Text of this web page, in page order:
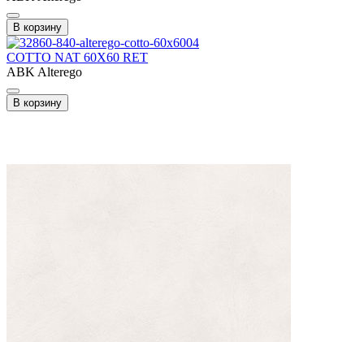
В корзину
COTTO NAT 60X60 RET
ABK Alterego
В корзину